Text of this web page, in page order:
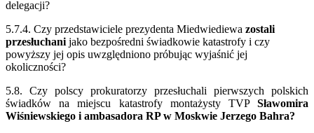
delegacji?
5.7.4. Czy przedstawiciele prezydenta Miedwiediewa zostali
przesłuchani jako bezpośredni świadkowie katastrofy i czy
powyższy jej opis uwzględniono próbując wyjaśnić jej
okoliczności?
5.8. Czy polscy prokuratorzy przesłuchali pierwszych polskich
świadków na miejscu katastrofy montażysty TVP Sławomira
Wiśniewskiego i ambasadora RP w Moskwie Jerzego Bahra?